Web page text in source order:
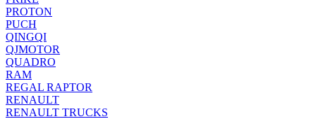
PROTON
PUCH
QINGQI
QJMOTOR
QUADRO
RAM
REGAL RAPTOR
RENAULT
RENAULT TRUCKS